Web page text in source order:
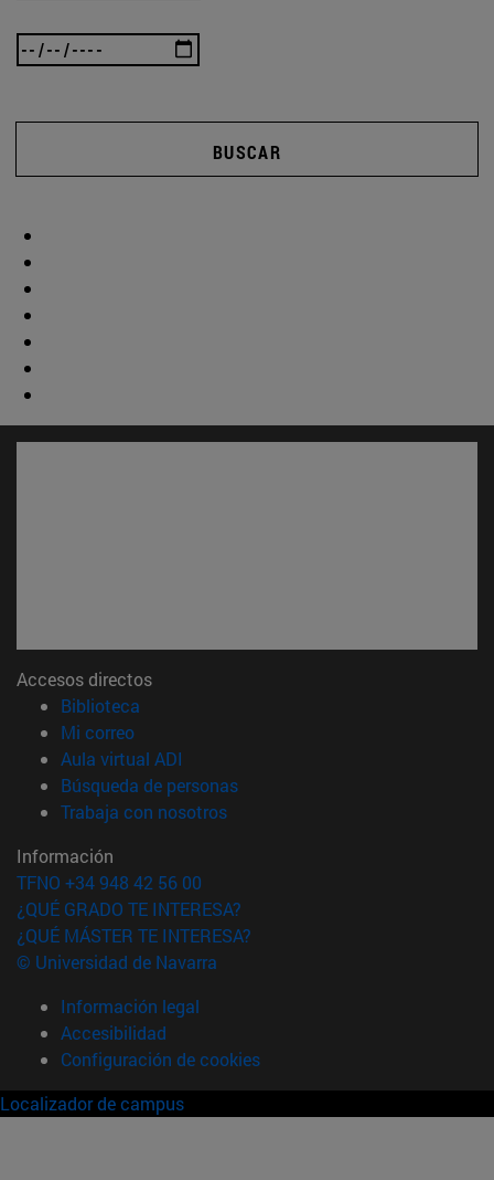
BUSCAR
Accesos directos
Biblioteca
Mi correo(abre en nueva ventana)
Aula virtual ADI
Búsqueda de personas(abre en nueva ventana)
Trabaja con nosotros(abre en nueva ventana)
Información
TFNO +34 948 42 56 00
¿QUÉ GRADO TE INTERESA?
¿QUÉ MÁSTER TE INTERESA?
© Universidad de Navarra
Información legal
Accesibilidad
Configuración de cookies
Localizador de campus